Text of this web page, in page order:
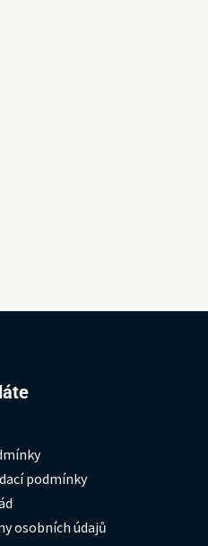
podmínky
osobních údajů